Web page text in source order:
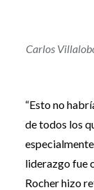
Carlos
“Esto no
de todos los
liderazgo fue
Rocher hizo